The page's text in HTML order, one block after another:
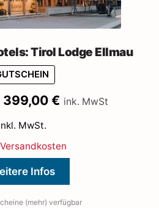
Tirol Lodge Ellmau
Ursprünglicher
700,00 €
399,00 €Aktueller
399,00 €.
ink. MwSt
MwSt.
Versandkosten
Infos
(mehr) verfügbar